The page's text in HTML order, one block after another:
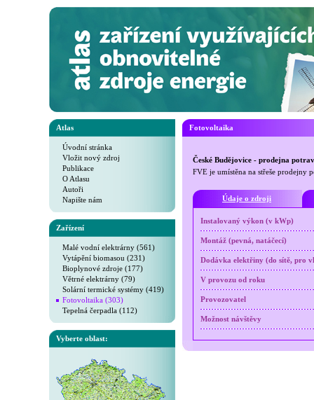
Atlas
Úvodní stránka
Vložit nový zdroj
Publikace
O Atlasu
Autoři
Napište nám
Zařízení
Malé vodní elektrárny (561)
Vytápění biomasou (231)
Bioplynové zdroje (177)
Větrné elektrárny (79)
Solární termické systémy (419)
Fotovoltaika (303)
Tepelná čerpadla (112)
Vyberte oblast:
Fotovoltaika
České Budějovice - prodejna
FVE je umístěna na střeše
Údaje o zdroji
Instalovaný výkon (v kWp)
Montáž (pevná, natáčecí)
Dodávka elektřiny (do sítě, pro
V provozu od roku
Provozovatel
Možnost návštěvy